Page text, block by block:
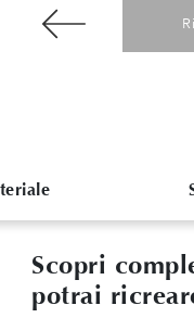
Scopri
potrai